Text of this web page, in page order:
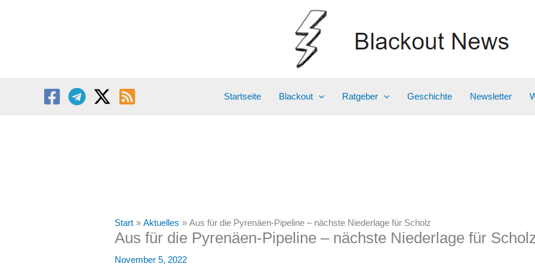
Startseite Blackout Ratgeber Geschichte Newsletter
Start Aktuelles Aus für die Pyrenäen-Pipeline – nächste Niederlage für Scholz
Aus für die Pyrenäen-Pipeline – nächste Niederlage für
November 5, 2022